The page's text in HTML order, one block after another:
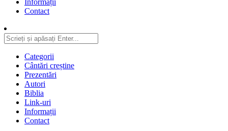
Informații
Contact
Categorii
Cântări creștine
Prezentări
Autori
Biblia
Link-uri
Informații
Contact